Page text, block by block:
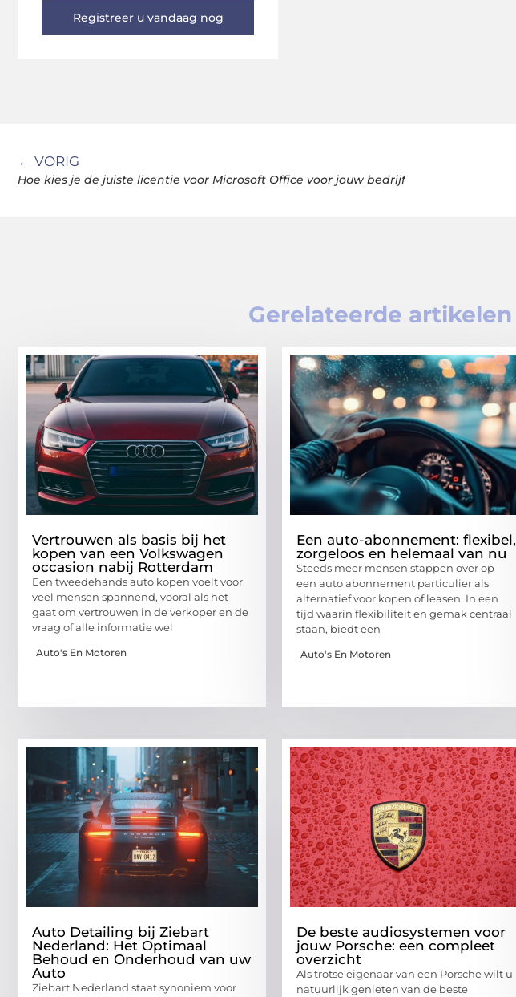
Registreer u vandaag nog
← VORIG
Hoe kies je de juiste licentie voor Microsoft Office voor jouw bedrijf
Gerelateerde artikelen
Vertrouwen als basis bij het
kopen van een Volkswagen
occasion nabij Rotterdam
Een tweedehands auto kopen voelt voor
veel mensen spannend, vooral als het
gaat om vertrouwen in de verkoper en de
vraag of alle informatie wel
Auto's En Motoren
Een auto-abonnement: flexibel,
zorgeloos en helemaal van nu
Steeds meer mensen stappen over op
een auto abonnement particulier als
alternatief voor kopen of leasen. In een
tijd waarin flexibiliteit en gemak centraal
staan, biedt een
Auto's En Motoren
Auto Detailing bij Ziebart
Nederland: Het Optimaal
Behoud en Onderhoud van uw
Auto
Ziebart Nederland staat synoniem voor
De beste audiosystemen voor
jouw Porsche: een compleet
overzicht
Als trotse eigenaar van een Porsche wilt u
natuurlijk genieten van de beste